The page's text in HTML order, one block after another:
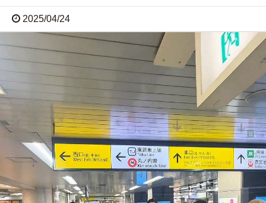
2025/04/24